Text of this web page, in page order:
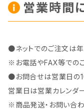
営業時間
●ネットでのご注文は
※お電話やFAX等でのご
●お問合せは営業日の
営業日は営業カレンダ
※商品発送・お問い合